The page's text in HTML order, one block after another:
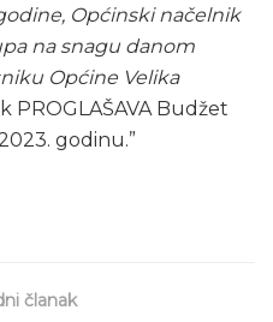
Općinski načelnik
na snagu danom
Općine Velika
PROGLAŠAVA Budžet
godinu.”
članak